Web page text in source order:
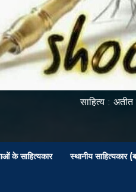
साहित्य : अतीत
के साहित्यकार स्थानीय साहित्यकार